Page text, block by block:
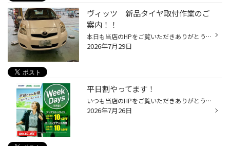
ヴィッツ 新品タイヤ取付作業のご
案内！！
本日も当店のHPをご覧いただきありがとうございます！！ 本日はコチラのヴィッツのタイヤ交換作業をご紹介します！！ コチラが元々ヴィッツについていたタイヤです！ ミゾがもうほとんどない状態です！ この状態で走行をしてしまうと、雨の日の制動距離が大きく伸びてしまう可能性が高いです！！ 本...
2026年7月29日
平日割やってます！
いつも当店のHPをご覧いただきありがとうございます！ イオンモール高岡店で平日割が始まりました！！ 週末は混み合いがちですが、平日は待ち時間も少なく スタッフがじっくり点検・ご説明できるのが大きなメリットです！！ また、点検を基にお客様にぴったりなオイルやタイヤなどをご紹介させてい...
2026年7月26日